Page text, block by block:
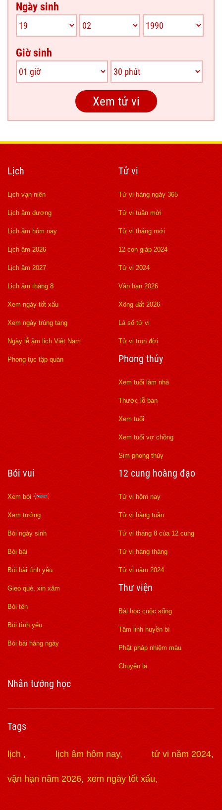
Ngày sinh
Giờ sinh
Lịch
Lịch vạn niên
Lịch âm dương
Lịch âm hôm nay
Lịch âm 2026
Lịch âm 2027
Lịch âm tháng 8
Xem ngày tốt xấu
Xem ngày trùng tang
Ngày lễ âm lịch Việt Nam
Phong tục tập quán
Tử vi
Tử vi hàng ngày 365
Tử vi tuần mới
Tử vi tháng mới
12 con giáp 2024
Tử vi 2024
Vận hạn 2026
Xông đất 2026
Lá số tử vi
Tử vi trọn đời
Phong thủy
Xem tuổi làm nhà
Thước lỗ ban
Xem tuổi
Xem tuổi vợ chồng
Sim phong thủy
Bói vui
Xem bói
Xem tướng
Bói ngày sinh
Bói bài
Bói bài tình yêu
Gieo quẻ, xin xăm
Bói tên
Bói tình yêu
Bói bài hàng ngày
12 cung hoàng đạo
Tử vi hôm nay
Tử vi hàng tuần
Tử vi tháng 8 của 12 cung
Tử vi hàng tháng
Tử vi năm 2024
Thư viện
Bài học cuộc sống
Tâm linh huyền bí
Phật pháp nhiệm màu
Chuyện lạ
Nhân tướng học
Tags
lịch lịch âm hôm nay tử vi năm 2024
vận hạn năm 2026 xem ngày tốt xấu